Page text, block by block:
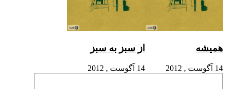
همیشه
14 آگوست , 2012
از سبز به سبز
14 آگوست , 2012